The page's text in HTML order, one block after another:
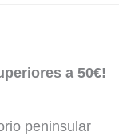
a 50€!
peninsular